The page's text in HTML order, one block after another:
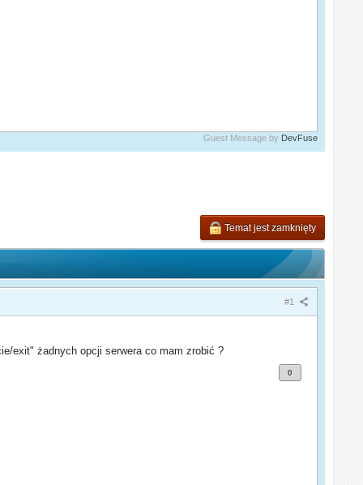
Guest Message by DevFuse
Temat jest zamknięty
#1
exit" żadnych opcji serwera co mam zrobić ?
0